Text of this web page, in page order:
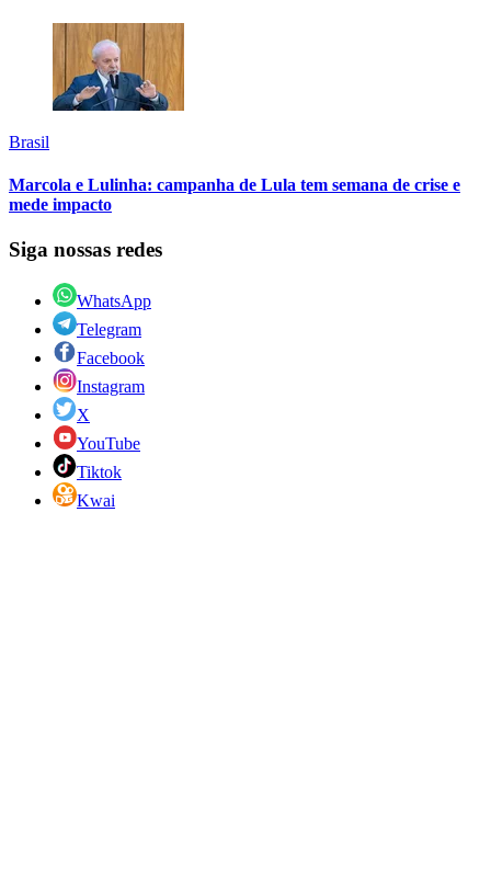
Brasil
Marcola e Lulinha: campanha de Lula tem semana de crise e
mede impacto
Siga nossas redes
WhatsApp
Telegram
Facebook
Instagram
X
YouTube
Tiktok
Kwai